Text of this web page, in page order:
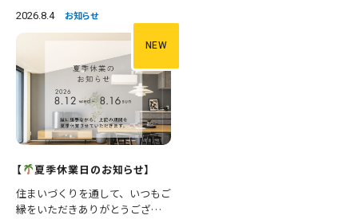
わせて壁と床も張り…
2026.8.4 お知らせ
NEW
【
夏季休業日のお知らせ】
住まいづくりを通して、いつもご
縁をいただきありがとうござい